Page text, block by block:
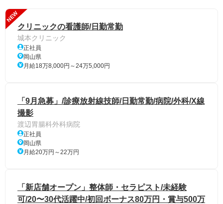
NEW
クリニックの看護師/日勤常勤
城本クリニック
正社員
岡山県
月給18万8,000円～24万5,000円
「9月急募」/診療放射線技師/日勤常勤/病院/外科/X線
撮影
渡辺胃腸科外科病院
正社員
岡山県
月給20万円～22万円
「新店舗オープン」整体師・セラピスト/未経験
可/20〜30代活躍中/初回ボーナス80万円・賞与500万